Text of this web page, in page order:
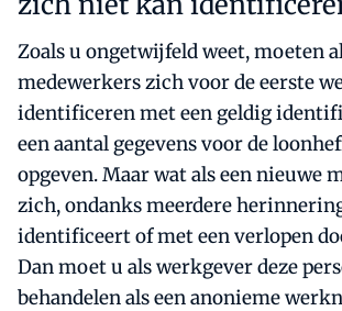
Zoals u ongetwijfeld weet, moeten
medewerkers zich voor de eerste
identificeren met een geldig
een aantal gegevens voor de
opgeven. Maar wat als een nieuwe
zich, ondanks meerdere
identificeert of met een verlopen
Dan moet u als werkgever deze
behandelen als een anonieme